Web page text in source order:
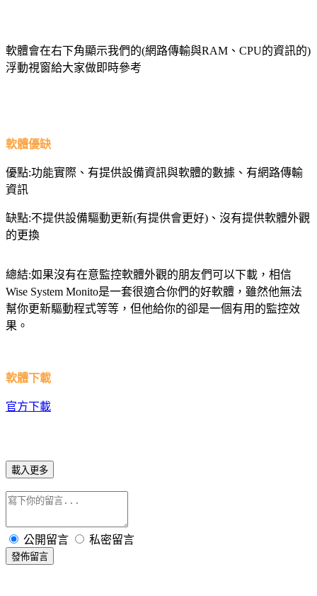
軟體會在右下角顯示我們的(網路傳輸與RAM、CPU的資訊的)
浮動視窗給大家做即時參考
軟體優缺
優點:功能實際、有提供設備資訊與軟體的數據、有網路傳輸
資訊
缺點:不提供設備驅動更新(有提供會更好)、沒有提供軟體外觀
的更換
總結:如果沒有在意監控軟體外觀的朋友們可以下載，相信
Wise System Monito是一套很適合你們的好軟體，雖然他無法
幫你更新驅動程式等等，但他給你的卻是一個有用的監控效
果。
軟體下載
官方下載
載入更多
公開留言 私密留言
發佈留言